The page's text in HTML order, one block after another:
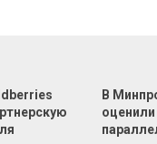
В